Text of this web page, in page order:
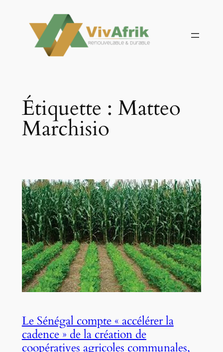
contenu
Étiquette : Matteo
Marchisio
Le Sénégal compte « accélérer la
cadence » de la création de
coopératives agricoles communales,